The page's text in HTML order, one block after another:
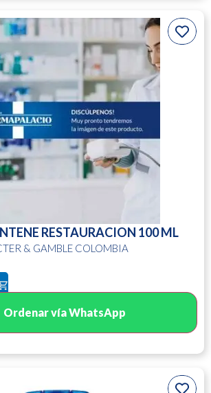
RESTAURACION 100 ML
& GAMBLE COLOMBIA
Ordenar vía WhatsApp